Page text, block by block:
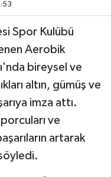
Spor Kulübü
Aerobik
bireysel ve
altın, gümüş ve
imza attı.
ve
artarak